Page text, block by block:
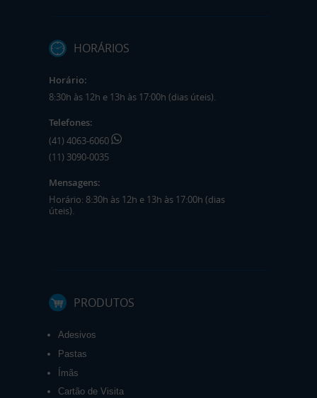
HORÁRIOS
Horário:
8:30h às 12h e 13h às 17:00h (dias úteis).
Telefones:
(41) 4063-6060
(11) 3090-0035
Mensagens:
Horário: 8:30h às 12h e 13h às 17:00h (dias
úteis).
PRODUTOS
Adesivos
Pastas
Ímãs
Cartão de Visita